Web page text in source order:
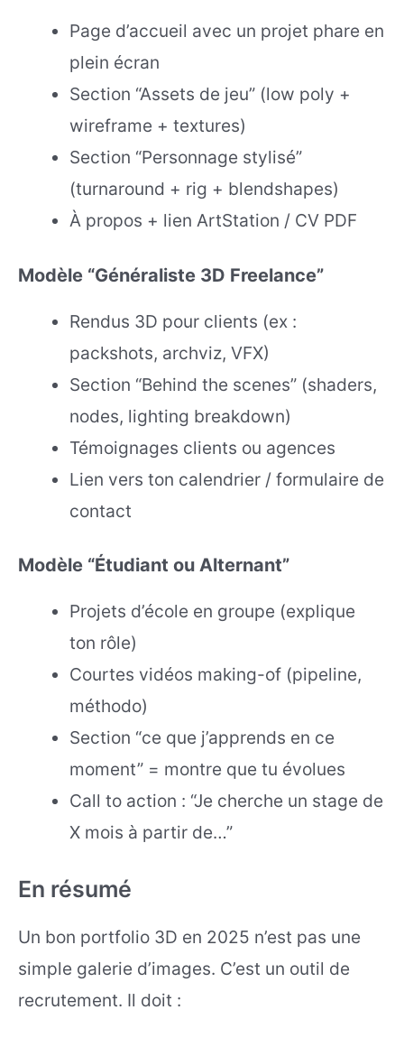
Page d’accueil avec un projet phare en
plein écran
Section “Assets de jeu” (low poly +
wireframe + textures)
Section “Personnage stylisé”
(turnaround + rig + blendshapes)
À propos + lien ArtStation / CV PDF
Modèle “Généraliste 3D Freelance”
Rendus 3D pour clients (ex :
packshots, archviz, VFX)
Section “Behind the scenes” (shaders,
nodes, lighting breakdown)
Témoignages clients ou agences
Lien vers ton calendrier / formulaire de
contact
Modèle “Étudiant ou Alternant”
Projets d’école en groupe (explique
ton rôle)
Courtes vidéos making-of (pipeline,
méthodo)
Section “ce que j’apprends en ce
moment” = montre que tu évolues
Call to action : “Je cherche un stage de
X mois à partir de…”
En résumé
Un bon portfolio 3D en 2025 n’est pas une
simple galerie d’images. C’est un outil de
recrutement. Il doit :